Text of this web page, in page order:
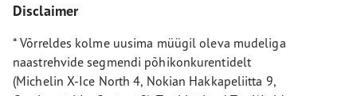
Disclaimer
* Võrreldes kolme uusima müügil oleva mudeliga
naastrehvide segmendi põhikonkurentidelt
(Michelin X-Ice North 4, Nokian Hakkapeliitta 9,